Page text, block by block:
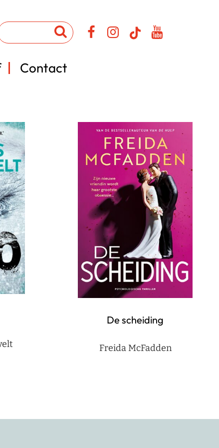
Contact
De scheiding
Freida McFadden